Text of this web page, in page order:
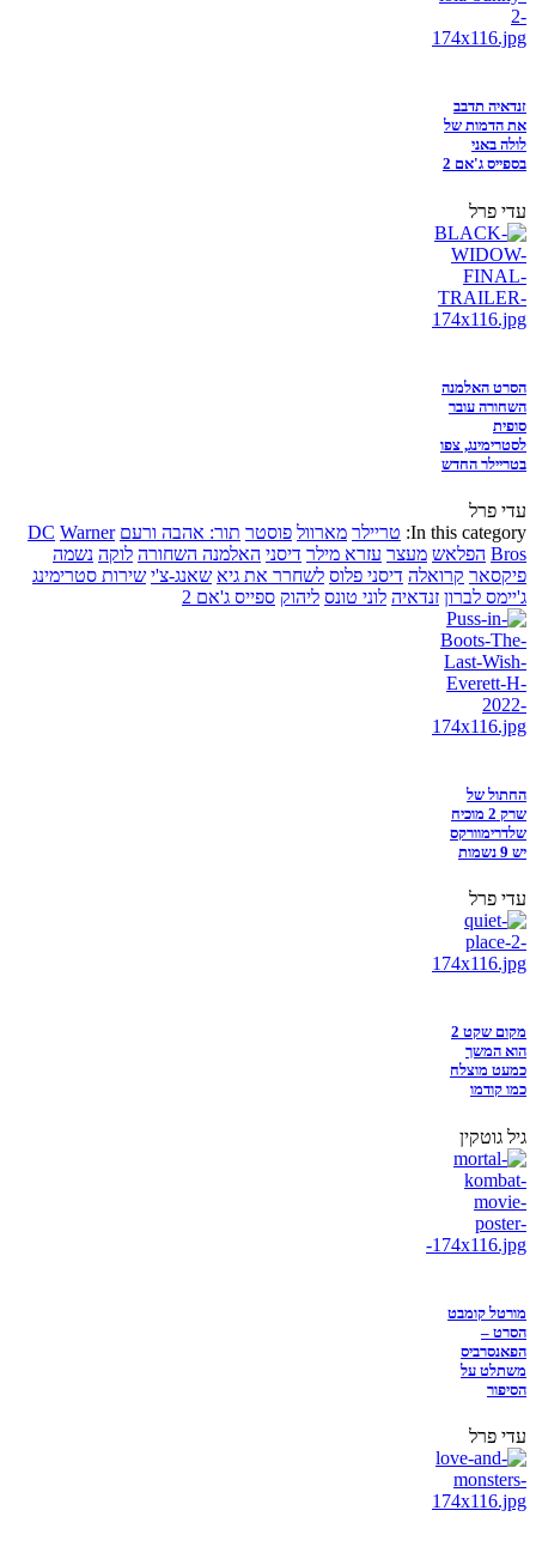
זנדאיה תדבב
את הדמות של
לולה באני
בספייס ג'אם 2
עדי פרל
הסרט האלמנה
השחורה עובר
סופית
לסטרימינג, צפו
בטריילר החדש
עדי פרל
In this category: טריילר מארוול פוסטר תור: אהבה ורעם DC Warner
Bros הפלאש מעצר עזרא מילר דיסני האלמנה השחורה לוקה נשמה
פיקסאר קרואלה דיסני פלוס לשחרר את גיא שאנג-צ'י שירות סטרימינג
ג'יימס לברון זנדאיה לוני טונס ליהוק ספייס ג'אם 2
החתול של
שרק 2 מוכיח
שלדרימוורקס
יש 9 נשמות
עדי פרל
מקום שקט 2
הוא המשך
כמעט מוצלח
כמו קודמו
גיל גוטקין
מורטל קומבט
הסרט –
הפאנסרביס
משתלט על
הסיפור
עדי פרל